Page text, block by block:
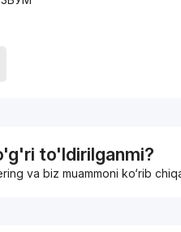
евро
Home Estate
которому
to'ldirilganmi?
va biz muammoni ko‘rib